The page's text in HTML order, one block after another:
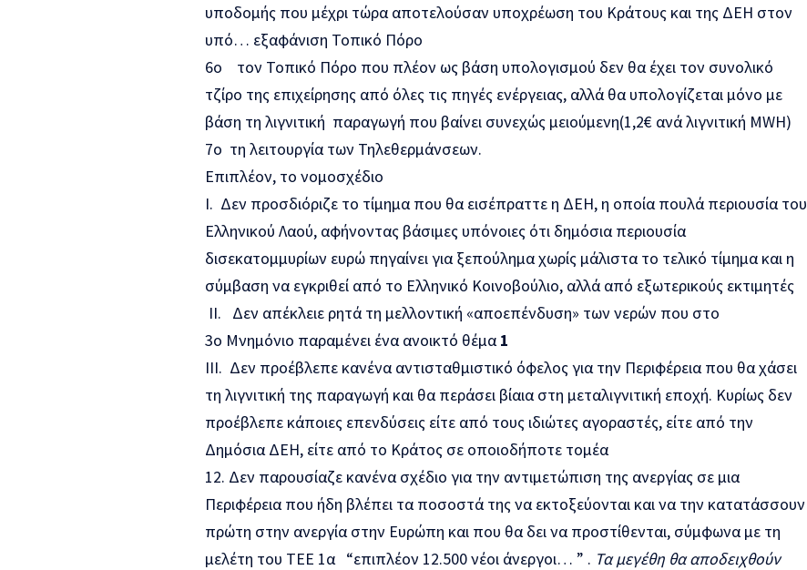
υποδομής που μέχρι τώρα αποτελούσαν υποχρέωση του Κράτους και της ΔΕΗ στον
υπό… εξαφάνιση Τοπικό Πόρο
6ο τον Τοπικό Πόρο που πλέον ως βάση υπολογισμού δεν θα έχει τον συνολικό
τζίρο της επιχείρησης από όλες τις πηγές ενέργειας, αλλά θα υπολογίζεται μόνο με
βάση τη λιγνιτική παραγωγή που βαίνει συνεχώς μειούμενη(1,2€ ανά λιγνιτική MWH)
7ο τη λειτουργία των Τηλεθερμάνσεων.
Επιπλέον, το νομοσχέδιο
Ι. Δεν προσδιόριζε το τίμημα που θα εισέπραττε η ΔΕΗ, η οποία πουλά περιουσία του
Ελληνικού Λαού, αφήνοντας βάσιμες υπόνοιες ότι δημόσια περιουσία
δισεκατομμυρίων ευρώ πηγαίνει για ξεπούλημα χωρίς μάλιστα το τελικό τίμημα και η
σύμβαση να εγκριθεί από το Ελληνικό Κοινοβούλιο, αλλά από εξωτερικούς εκτιμητές
ΙΙ. Δεν απέκλειε ρητά τη μελλοντική «αποεπένδυση» των νερών που στο
3ο Μνημόνιο παραμένει ένα ανοικτό θέμα1
ΙΙΙ. Δεν προέβλεπε κανένα αντισταθμιστικό όφελος για την Περιφέρεια που θα χάσει
τη λιγνιτική της παραγωγή και θα περάσει βίαια στη μεταλιγνιτική εποχή. Κυρίως δεν
προέβλεπε κάποιες επενδύσεις είτε από τους ιδιώτες αγοραστές, είτε από την
Δημόσια ΔΕΗ, είτε από το Κράτος σε οποιοδήποτε τομέα
Δεν παρουσίαζε κανένα σχέδιο για την αντιμετώπιση της ανεργίας σε μια
Περιφέρεια που ήδη βλέπει τα ποσοστά της να εκτοξεύονται και να την κατατάσσουν
πρώτη στην ανεργία στην Ευρώπη και που θα δει να προστίθενται, σύμφωνα με τη
μελέτη του ΤΕΕ 1α “επιπλέον 12.500 νέοι άνεργοι… ” . Τα μεγέθη θα αποδειχθούν